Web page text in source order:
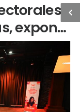
expone
en
Roo